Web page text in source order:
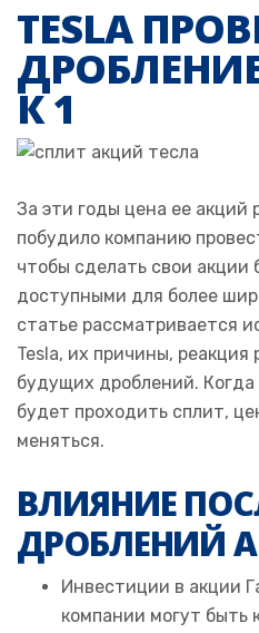
TESLA
К 1
За эти годы цена ее акций
побудило компанию
чтобы сделать свои акции
доступными для более
статье рассматривается
Tesla, их причины, реакция
будущих дроблений.
будет проходить сплит,
меняться.
ВЛИЯНИЕ
ДРОБЛЕНИЙ
Инвестиции в акции
компании могут быть